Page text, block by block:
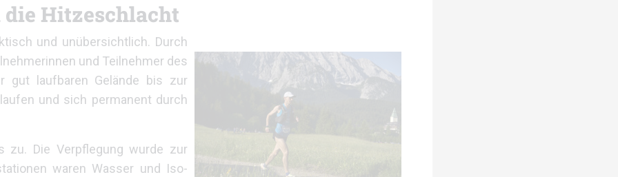
die Hitzeschlacht
und unübersichtlich. Durch
und Teilnehmer des
gut laufbaren Gelände bis zur
und sich permanent durch
zu. Die Verpflegung wurde zur
waren Wasser und Iso-